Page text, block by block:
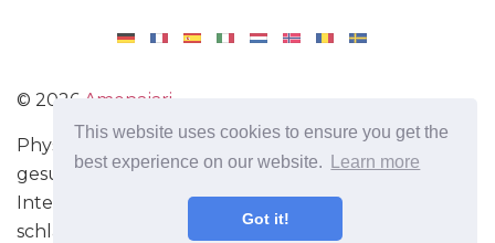
This website uses cookies to ensure you get the
best experience on our website.
Learn more
Got it!
© 2026 Amenajari
Physische Übungen. Diäten und Rezepte für eine
gesunde Ernährung. Übungen für das Gehirn.
Interessante Fakten. Selbstentwicklung. Sei heute
schlauer und stärker!